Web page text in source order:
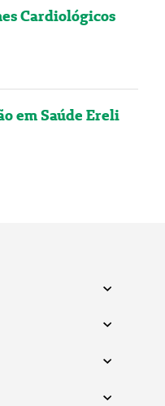
Cardiológicos
em Saúde Ereli